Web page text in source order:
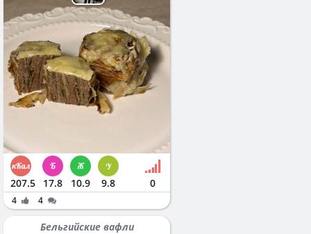
207.5 17.8 10.9 9.8 0
4 4
Бельгийские вафли